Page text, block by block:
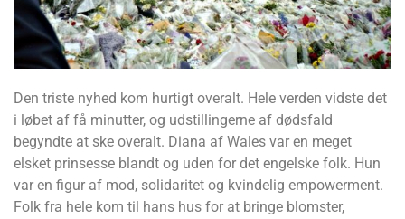
Den triste nyhed kom hurtigt overalt. Hele verden vidste det
i løbet af få minutter, og udstillingerne af dødsfald
begyndte at ske overalt. Diana af Wales var en meget
elsket prinsesse blandt og uden for det engelske folk. Hun
var en figur af mod, solidaritet og kvindelig empowerment.
Folk fra hele kom til hans hus for at bringe blomster,